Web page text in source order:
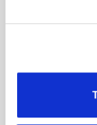
Vi har samlet
masser af